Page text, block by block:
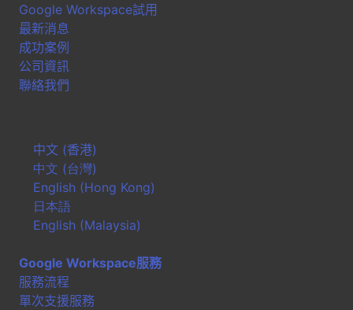
Google Workspace試用
最新消息
成功案例
公司資訊
聯絡我們
中文 (香港)
中文 (台灣)
English (Hong Kong)
日本語
English (Malaysia)
Google Workspace服務
服務流程
單次支援服務